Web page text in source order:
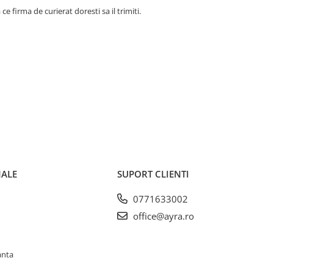
firma de curierat doresti sa il trimiti.
SUPORT CLIENTI
0771633002
office@ayra.ro